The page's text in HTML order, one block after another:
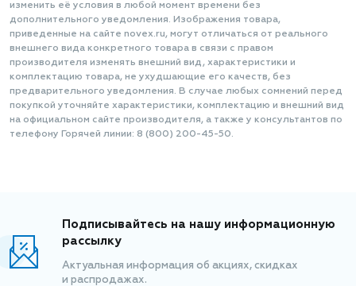
изменить её условия в любой момент времени без
дополнительного уведомления. Изображения товара,
приведенные на сайте novex.ru, могут отличаться от реального
внешнего вида конкретного товара в связи с правом
производителя изменять внешний вид, характеристики и
комплектацию товара, не ухудшающие его качеств, без
предварительного уведомления. В случае любых сомнений перед
покупкой уточняйте характеристики, комплектацию и внешний вид
на официальном сайте производителя, а также у консультантов по
телефону Горячей линии: 8 (800) 200-45-50.
Подписывайтесь на нашу информационную
рассылку
Актуальная информация об акциях, скидках
и распродажах.